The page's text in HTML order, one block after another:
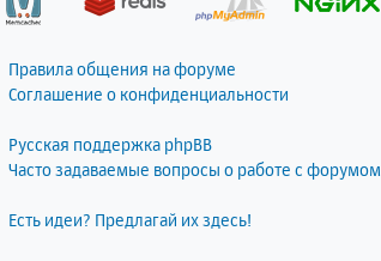
Правила общения на форуме
Соглашение о конфиденциальности
Русская поддержка phpBB
Часто задаваемые вопросы о работе с форумом
Есть идеи? Предлагай их здесь!